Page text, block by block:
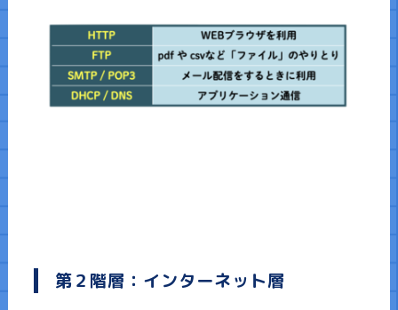
第２階層：インターネット層